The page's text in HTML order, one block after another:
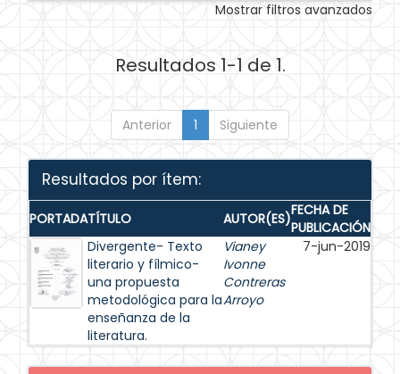
Mostrar filtros avanzados
Resultados 1-1 de 1.
Anterior 1 Siguiente
Resultados por ítem:
PORTADATÍTULO AUTOR(ES)FECHA DE
PUBLICACIÓN
Divergente- Texto
literario y fílmico-
una propuesta
metodológica para la
enseñanza de la
literatura.
Vianey
Ivonne
Contreras
Arroyo
7-jun-2019